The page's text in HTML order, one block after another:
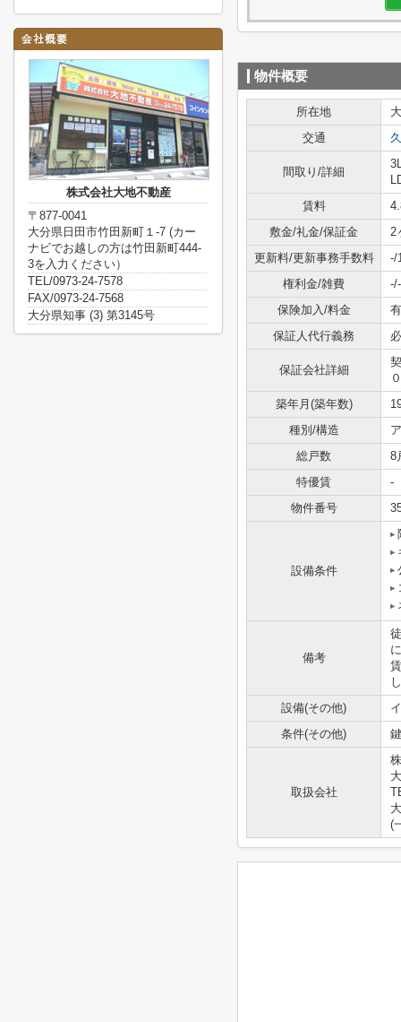
物件概要
所在地
交通
間取り/詳細
賃料
敷金/礼金/保証金
2
更新料/更新事務手数料
-/
権利金/雑費
-/-
保険加入/料金
保証人代行義務
保証会社詳細
築年月(築年数)
種別/構造
総戸数
8
特優賃
-
物件番号
設備条件
備考
設備(その他)
条件(その他)
取扱会社
(
株式会社大地不動産
〒877-0041
大分県日田市竹田新町１-7 (カー
ナビでお越しの方は竹田新町444-
3を入力ください）
TEL/0973-24-7578
FAX/0973-24-7568
大分県知事 (3) 第3145号